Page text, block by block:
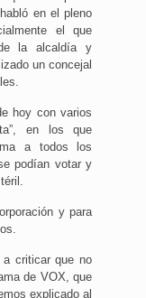
en el pleno
el que
la alcaldía y
un concejal
hoy con varios
en los que
a todos los
podían votar y
y para
a criticar que no
de VOX, que
explicado al